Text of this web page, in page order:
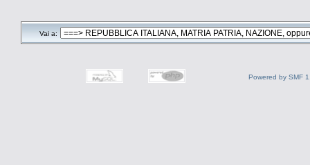
Vai a:
Powered by SMF